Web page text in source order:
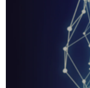
地域共創・地方創生